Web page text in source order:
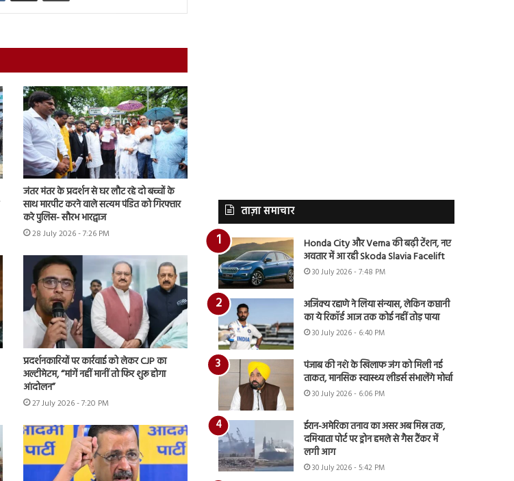
जंतर मंतर के प्रदर्शन से घर लौट रहे दो बच्चों के
साथ मारपीट करने वाले सत्यम पंडित को गिरफ्तार
करे पुलिस- सौरभ भारद्वाज
28 July 2026 - 7:26 PM
प्रदर्शनकारियों पर कार्रवाई को लेकर CJP का
अल्टीमेटम, “मांगें नहीं मानीं तो फिर शुरू होगा
आंदोलन”
27 July 2026 - 7:20 PM
ताज़ा समाचार
Honda City और Verna की बढ़ी टेंशन, नए
अवतार में आ रही Skoda Slavia Facelift
30 July 2026 - 7:48 PM
अजिंक्य रहाणे ने लिया संन्यास, लेकिन कप्तानी
का ये रिकॉर्ड आज तक कोई नहीं तोड़ पाया
30 July 2026 - 6:40 PM
पंजाब की नशे के खिलाफ जंग को मिली नई
ताकत, मानसिक स्वास्थ्य लीडर्स संभालेंगे मोर्चा
30 July 2026 - 6:06 PM
ईरान-अमेरिका तनाव का असर अब मिस्र तक,
दमियाता पोर्ट पर ड्रोन हमले से गैस टैंकर में
लगी आग
30 July 2026 - 5:42 PM